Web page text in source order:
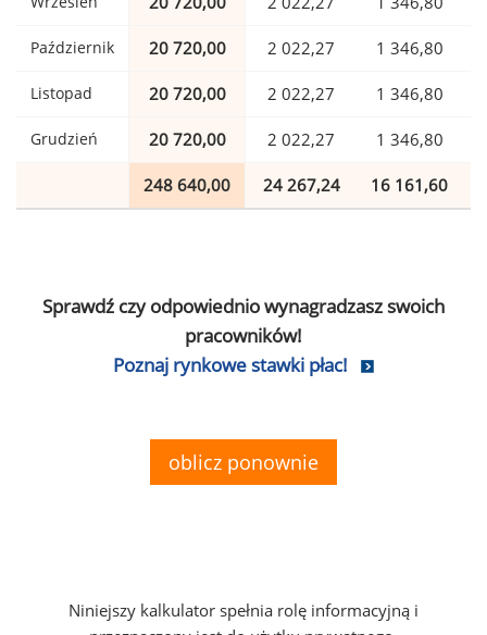
Październik 20 720,00 2 022,27 1 346,80
Listopad 20 720,00 2 022,27 1 346,80
Grudzień 20 720,00 2 022,27 1 346,80
248 640,00 24 267,24 16 161,60
Sprawdź czy odpowiednio wynagradzasz swoich
pracowników!
Poznaj rynkowe stawki płac!
oblicz ponownie
Niniejszy kalkulator spełnia rolę informacyjną i